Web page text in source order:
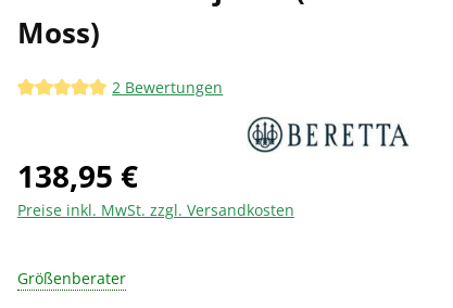
Moss)
Durchschnittliche Bewertung von 5 von 5 Sternen
2 Bewertungen
138,95 €
Preise inkl. MwSt. zzgl. Versandkosten
Größenberater